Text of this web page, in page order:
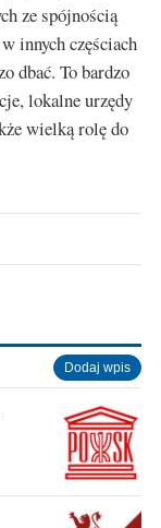
ze spójnością
innych częściach
dbać. To bardzo
lokalne urzędy
wielką rolę do
Dodaj wpis